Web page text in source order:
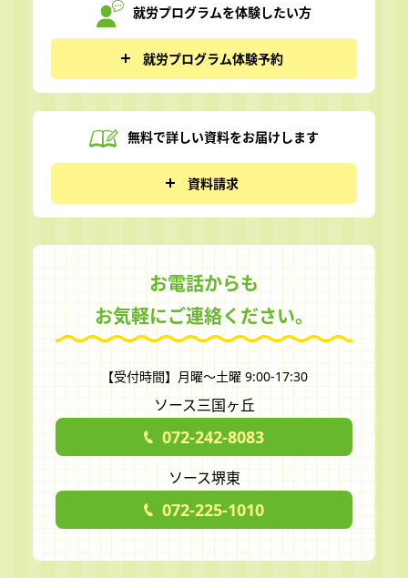
就労プログラムを体験したい方
就労プログラム体験予約
無料で詳しい資料をお届けします
資料請求
お電話からも
お気軽にご連絡ください。
【受付時間】月曜～土曜 9:00-17:30
ソース三国ヶ丘
072-242-8083
ソース堺東
072-225-1010